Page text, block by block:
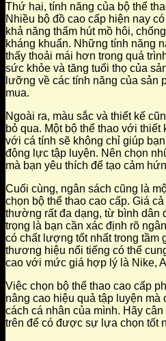
Thứ hai, tính năng của bộ thể
Nhiều bộ đồ cao cấp hiện nay
khả năng thấm hút mồ hôi,
kháng khuẩn. Những tính năng
thấy thoải mái hơn trong quá
sức khỏe và tăng tuổi thọ của
lưỡng về các tính năng của sản
mua.
Ngoài ra, màu sắc và thiết kế
bỏ qua. Một bộ thể thao với
với cá tính sẽ không chỉ giúp
động lực tập luyện. Nên chọn
mà bạn yêu thích để tạo cảm
Cuối cùng, ngân sách cũng là
chọn bộ thể thao cao cấp. Giá
thường rất đa dạng, từ bình dân
trọng là bạn cần xác định rõ
có chất lượng tốt nhất trong tầm
thương hiệu nổi tiếng có thể
cao với mức giá hợp lý là Nike,
Việc chọn bộ thể thao cao cấp
nâng cao hiệu quả tập luyện
cách cá nhân của mình. Hãy
trên để có được sự lựa chọn tốt